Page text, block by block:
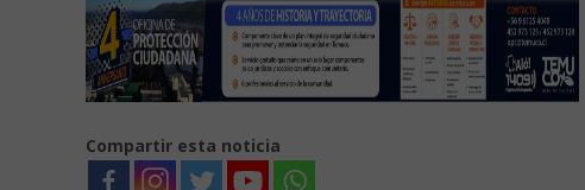
Compartir esta noticia